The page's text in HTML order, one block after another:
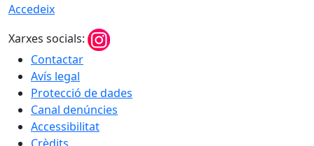
Accedeix
Xarxes socials:
Contactar
Avís legal
Protecció de dades
Canal denúncies
Accessibilitat